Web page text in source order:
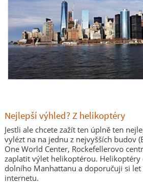
Nejlepší výhled? Z helikoptéry
Jestli ale chcete zažít ten úplně ten
vylézt na na jednu z nejvyšších budov
One World Center, Rockefellerovo
zaplatit výlet helikoptérou.
dolního Manhattanu a doporučuji si
internetu.